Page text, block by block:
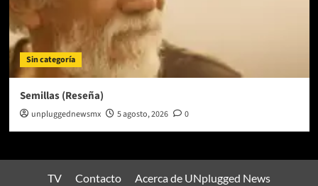
Sin categoría
Semillas (Reseña)
unpluggednewsmx 5 agosto, 2026 0
TV Contacto Acerca de UNplugged News